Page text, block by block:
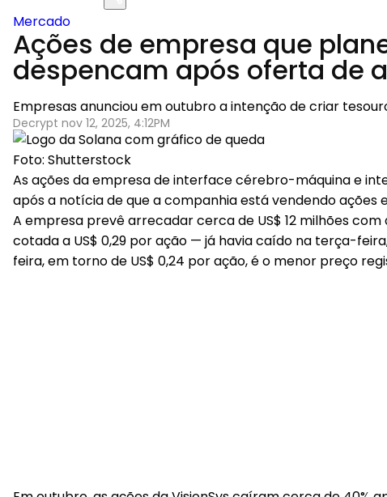
Mercado
Ações de empresa que
despencam após oferta de
Empresas anunciou em outubro a intenção de criar
Decrypt nov 12, 2025, 4:12PM
Foto: Shutterstock
As ações da empresa de interface cérebro-máquina e
após a notícia de que a companhia está vendendo
A empresa prevê arrecadar cerca de US$ 12 milhões
cotada a US$ 0,29 por ação — já havia caído na terça-
feira, em torno de US$ 0,24 por ação, é o menor preço